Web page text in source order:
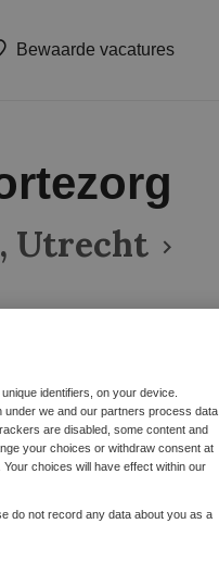
Bewaarde vacatures
Utrecht
identifiers, on your device.
under we and our partners process data
are disabled, some content and
your choices or withdraw consent at
choices will have effect within our
do not record any data about you as a